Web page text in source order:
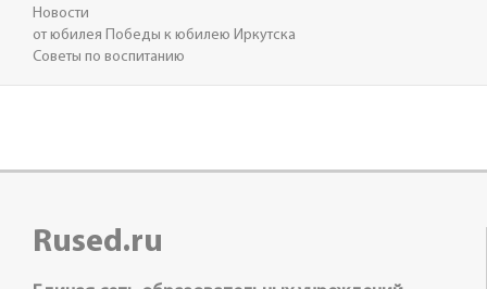
Новости
от юбилея Победы к юбилею Иркутска
Советы по воспитанию
Rused.ru